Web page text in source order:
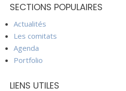
SECTIONS POPULAIRES
Actualités
Les comitats
Agenda
Portfolio
LIENS UTILES